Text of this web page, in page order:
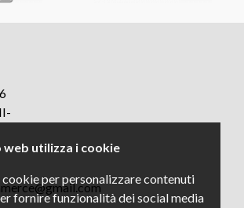
utilizza i cookie
per personalizzare contenuti
fornire funzionalità dei social media